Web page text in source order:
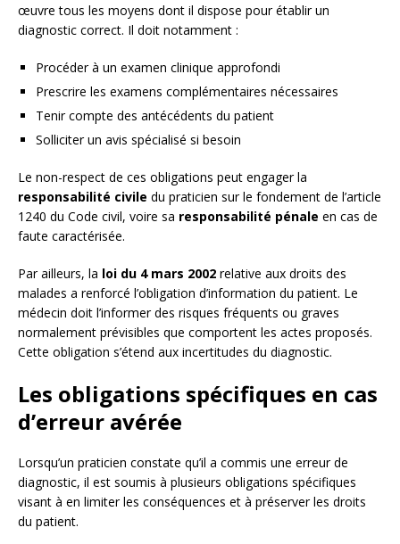
œuvre tous les moyens dont il dispose pour établir un
diagnostic correct. Il doit notamment :
Procéder à un examen clinique approfondi
Prescrire les examens complémentaires nécessaires
Tenir compte des antécédents du patient
Solliciter un avis spécialisé si besoin
Le non-respect de ces obligations peut engager la
responsabilité civile du praticien sur le fondement de l’article
1240 du Code civil, voire sa responsabilité pénale en cas de
faute caractérisée.
Par ailleurs, la loi du 4 mars 2002 relative aux droits des
malades a renforcé l’obligation d’information du patient. Le
médecin doit l’informer des risques fréquents ou graves
normalement prévisibles que comportent les actes proposés.
Cette obligation s’étend aux incertitudes du diagnostic.
Les obligations spécifiques en cas
d’erreur avérée
Lorsqu’un praticien constate qu’il a commis une erreur de
diagnostic, il est soumis à plusieurs obligations spécifiques
visant à en limiter les conséquences et à préserver les droits
du patient.